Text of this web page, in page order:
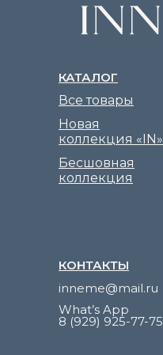
КАТАЛОГ
Все товары
КОНТАКТЫ
inneme@mail.ru
What’s App
8 (929) 925-77-75
Бесшовная
коллекция
Новая
коллекция «IN»